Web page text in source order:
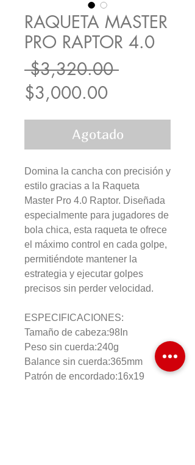
RAQUETA MASTER
PRO RAPTOR 4.0
$3,320.00 Precio
$3,000.00
de
oferta
Agotado
Domina la cancha con precisión y
estilo gracias a la Raqueta
Master Pro 4.0 Raptor. Diseñada
especialmente para jugadores de
bola chica, esta raqueta te ofrece
el máximo control en cada golpe,
permitiéndote mantener la
estrategia y ejecutar golpes
precisos sin perder velocidad.
ESPECIFICACIONES:
Tamaño de cabeza:98In
Peso sin cuerda:240g
Balance sin cuerda:365mm
Patrón de encordado:16x19